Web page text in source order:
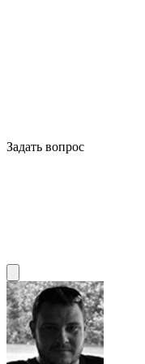
Задать вопрос